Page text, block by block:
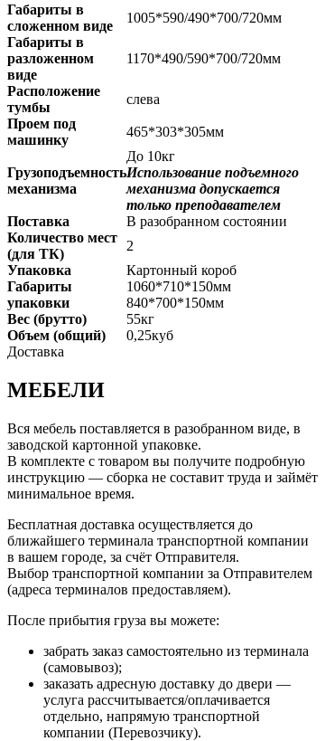
Габариты в
сложенном виде
1005*590/490*700/720мм
Габариты в
разложенном
виде
1170*490/590*700/720мм
Расположение
тумбы
слева
Проем под
машинку
465*303*305мм
Грузоподъемность
механизма
До 10кг
Использование подъемного
механизма допускается
только преподавателем
Поставка
В разобранном состоянии
Количество мест
(для ТК)
2
Упаковка
Картонный короб
Габариты
упаковки
1060*710*150мм
840*700*150мм
Вес (брутто)
55кг
Объем (общий)
0,25куб
Доставка
МЕБЕЛИ
Вся мебель поставляется в разобранном виде, в
заводской картонной упаковке.
В комплекте с товаром вы получите подробную
инструкцию — сборка не составит труда и займёт
минимальное время.
Бесплатная доставка осуществляется до
ближайшего терминала транспортной компании
в вашем городе, за счёт Отправителя.
Выбор транспортной компании за Отправителем
(адреса терминалов предоставляем).
После прибытия груза вы можете:
забрать заказ самостоятельно из терминала
(самовывоз);
заказать адресную доставку до двери —
услуга рассчитывается/оплачивается
отдельно, напрямую транспортной
компании (Перевозчику).